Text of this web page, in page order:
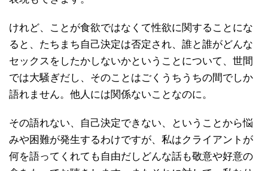
けれど、ことが食欲ではなくて性欲に関することにな
ると、たちまち自己決定は否定され、誰と誰がどんな
セックスをしたかしないかということについて、世間
では大騒ぎだし、そのことはごくうちうちの間でしか
語れません。他人には関係ないことなのに。
その語れない、自己決定できない、ということから悩
みや困難が発生するわけですが、私はクライアントが
何を語ってくれても自由だしどんな話も敬意や好意の